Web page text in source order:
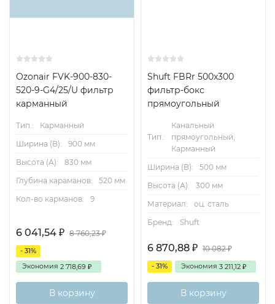
Ozonair FVK-900-830-
520-9-G4/25/U фильтр
карманный
Тип.:
Карманный
Ширина (B):
900 мм
Высота (А):
830 мм
Глубина караманов:
520 мм
Кол-во карманов:
9
6 041,54 ₽ 8 760,23₽
- 31%
Экономия 2 718,69 ₽
В корзину
Shuft FBRr 500x300
фильтр-бокс
прямоугольный
Тип.:
Канальный
прямоугольный,
Карманный
Ширина (B):
500 мм
Высота (А):
300 мм
Материал:
оц. сталь
Бренд:
Shuft
6 870,88 ₽ 10 082₽
- 31% Экономия 3 211,12 ₽
В корзину